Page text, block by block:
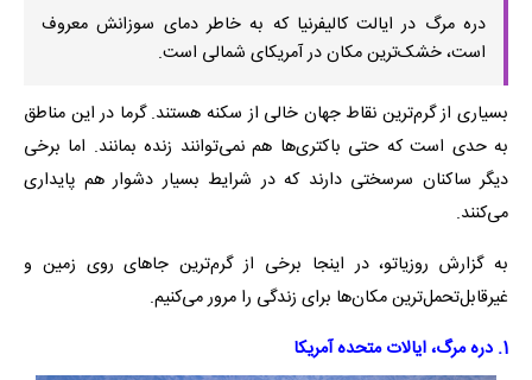
دره مرگ در ایالت کالیفرنیا که به خاطر دمای سوزانش معروف
است، خشک‌ترین مکان در آمریکای شمالی است.
بسیاری از گرم‌ترین نقاط جهان خالی از سکنه هستند. گرما در این مناطق
به حدی است که حتی باکتری‌ها هم نمی‌توانند زنده بمانند. اما برخی
دیگر ساکنان سرسختی دارند که در شرایط بسیار دشوار هم پایداری
می‌کنند.
به گزارش روزیاتو، در اینجا برخی از گرم‌ترین جاهای روی زمین و
غیرقابل‌تحمل‌ترین مکان‌ها برای زندگی را مرور می‌کنیم.
1. دره مرگ، ایالات متحده آمریکا